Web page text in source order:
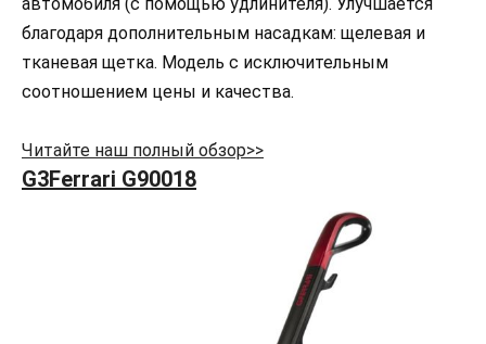
благодаря дополнительным насадкам: щелевая и
тканевая щетка. Модель с исключительным
соотношением цены и качества.
Читайте наш полный обзор>>
G3Ferrari G90018